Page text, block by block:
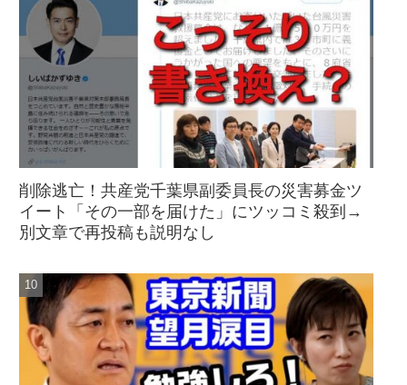
削除逃亡！共産党千葉県副委員長の災害募金ツ
イート「その一部を届けた」にツッコミ殺到→
別文章で再投稿も説明なし